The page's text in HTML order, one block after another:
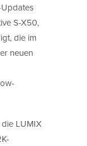
S-X50,
die im
neuen
LUMIX